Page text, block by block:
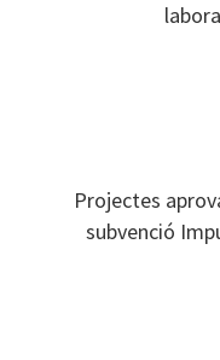
Projectes
subvenció